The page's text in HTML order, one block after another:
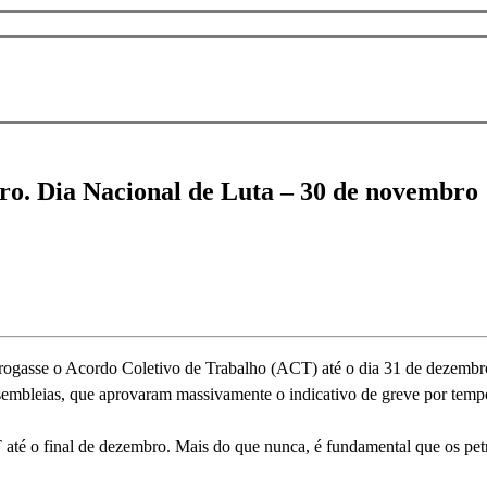
Dia Nacional de Luta – 30 de novembro
o Acordo Coletivo de Trabalho (ACT) até o dia 31 de
que aprovaram massivamente o indicativo de greve por
o final de dezembro. Mais do que nunca, é fundamental que os